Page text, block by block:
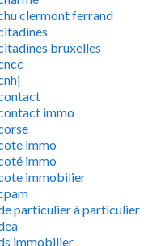
clermont ferrand
bruxelles
immo
immo
immo
immobilier
particulier à particulier
immobilier